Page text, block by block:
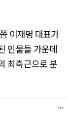
이재명 대표가
인물들 가운데
최측근으로 분